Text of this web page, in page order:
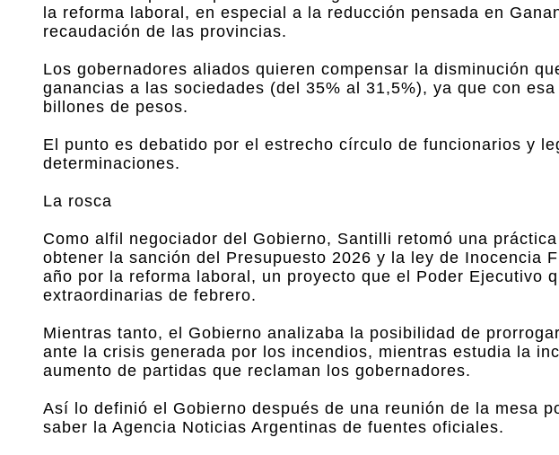
la reforma laboral, en especial a la reducción pensada en
recaudación de las provincias.
Los gobernadores aliados quieren compensar la disminución
ganancias a las sociedades (del 35% al 31,5%), ya que con
billones de pesos.
El punto es debatido por el estrecho círculo de funcionarios y
determinaciones.
La rosca
Como alfil negociador del Gobierno, Santilli retomó una
obtener la sanción del Presupuesto 2026 y la ley de Inocencia
año por la reforma laboral, un proyecto que el Poder Ejecutivo
extraordinarias de febrero.
Mientras tanto, el Gobierno analizaba la posibilidad de
ante la crisis generada por los incendios, mientras estudia la
aumento de partidas que reclaman los gobernadores.
Así lo definió el Gobierno después de una reunión de la mesa
saber la Agencia Noticias Argentinas de fuentes oficiales.